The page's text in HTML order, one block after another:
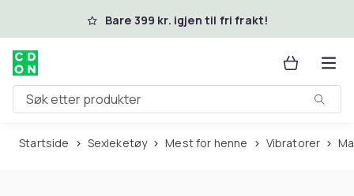
Hopp til hovedinnholdBare 399 kr. igjen til fri frakt!
Søk etter produkter
Startside Sexleketøy Mest for henne Vibratorer